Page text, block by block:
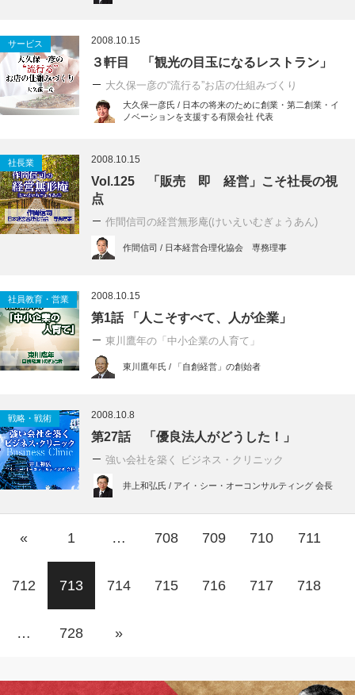
サービス 2008.10.15
３軒目 「観光の目玉になるレストラン」
大久保一彦の“流行る”お店の仕組みづくり
大久保一彦氏 / 日本の将来のために創業・第二創業・イ
ノベーションを支援する有限会社 代表
社長業 2008.10.15
Vol.125 「販売 即 経営」こそ社長の視
点
作間信司の経営無形庵(けいえいむぎょうあん)
作間信司 / 日本経営合理化協会 専務理事
社員教育・営業 2008.10.15
第1話 「人こそすべて、人が企業」
東川鷹年の「中小企業の人育て」
東川鷹年氏 / 「自創経営」の創始者
戦略・戦術 2008.10.8
第27話 「優良法人がどうした！」
強い会社を築く ビジネス・クリニック
井上和弘氏 / アイ・シー・オーコンサルティング 会長
« 1 … 708 709 710 711
712 713 714 715 716 717 718
… 728 »